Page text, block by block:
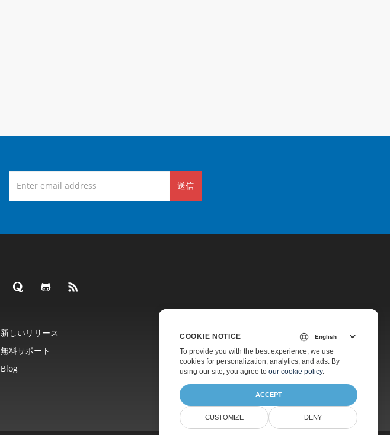
送信
新しいリリース
価格
無料サポート
無料コンサルティング
Blog
ウェブサイト
COOKIE NOTICE
To provide you with the best experience, we use
cookies for personalization, analytics, and ads. By
using our site, you agree to our cookie policy.
ACCEPT
CUSTOMIZE DENY